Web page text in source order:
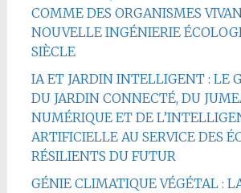
COMME DES ORGANISMES
NOUVELLE INGÉNIERIE
SIÈCLE
IA ET JARDIN INTELLIGENT : LE
DU JARDIN CONNECTÉ, DU
NUMÉRIQUE ET DE
ARTIFICIELLE AU SERVICE DES
RÉSILIENTS DU FUTUR
GÉNIE CLIMATIQUE VÉGÉTAL :